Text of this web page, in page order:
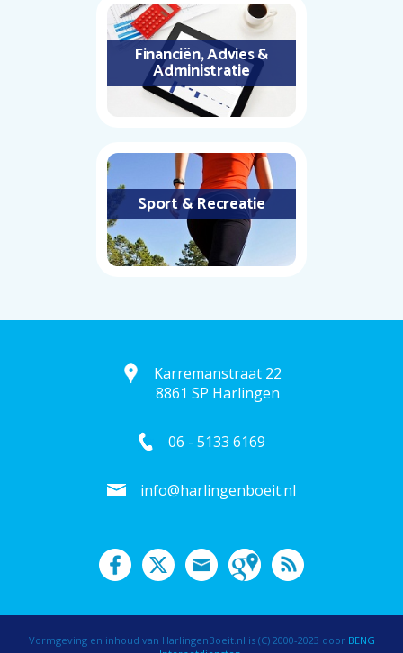
Financiën, Advies &
Administratie
Sport & Recreatie
Karremanstraat 22
8861 SP Harlingen
06 - 5133 6169
info@harlingenboeit.nl
Vormgeving en inhoud van HarlingenBoeit.nl is (C) 2000-2023 door BENG